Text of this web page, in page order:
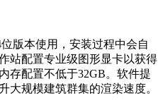
位版本使用，安装过程中会自
站配置专业级图形显卡以获得
存配置不低于32GB。软件提
大规模建筑群集的渲染速度。